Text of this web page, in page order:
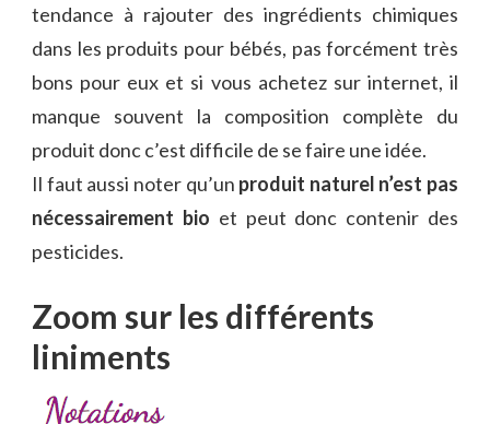
tendance à rajouter des ingrédients chimiques
dans les produits pour bébés, pas forcément très
bons pour eux et si vous achetez sur internet, il
manque souvent la composition complète du
produit donc c’est difficile de se faire une idée.
Il faut aussi noter qu’un produit naturel n’est pas
nécessairement bio et peut donc contenir des
pesticides.
Zoom sur les différents
liniments